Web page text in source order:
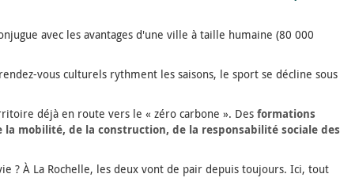
avec les avantages d'une ville à taille humaine (80 000
vous culturels rythment les saisons, le sport se décline sous
déjà en route vers le « zéro carbone ». Des formations
mobilité, de la construction, de la responsabilité sociale des
? À La Rochelle, les deux vont de pair depuis toujours. Ici, tout